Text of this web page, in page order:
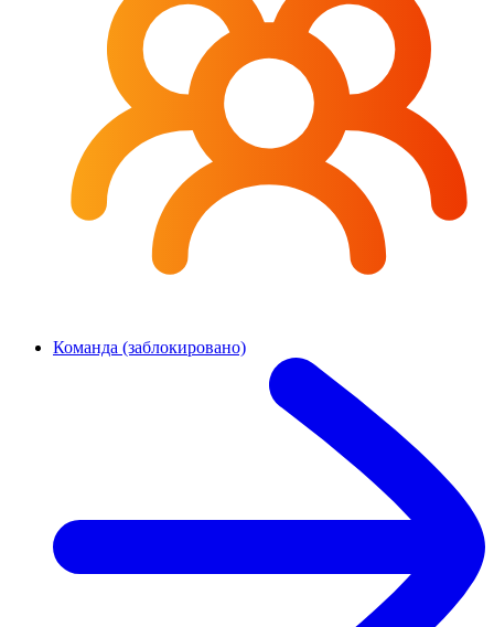
Команда (заблокировано)